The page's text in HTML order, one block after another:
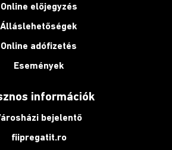
Online előjegyzés
Álláslehetőségek
Online adófizetés
Események
információk
bejelentő
fiipregatit.ro